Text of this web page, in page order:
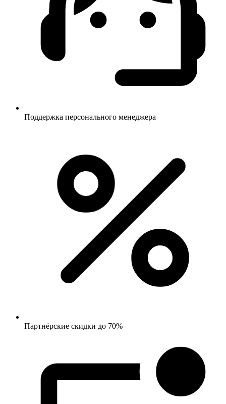
Поддержка персонального менеджера
Партнёрские скидки до 70%